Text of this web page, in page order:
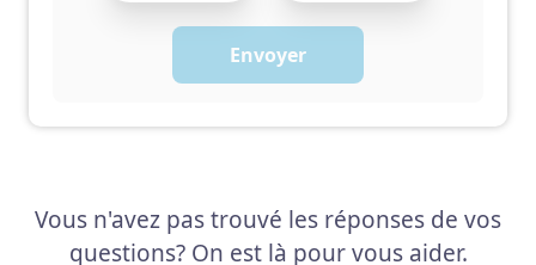
Envoyer
Vous n'avez pas trouvé les réponses de vos
questions? On est là pour vous aider.